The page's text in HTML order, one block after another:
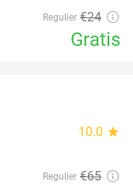
Regulier €24
Gratis
10.0 star
Regulier €65